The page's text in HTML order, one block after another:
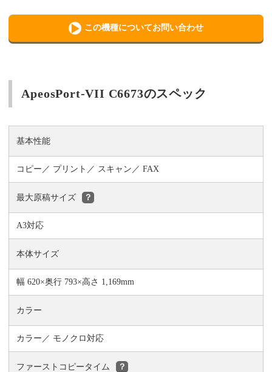
この機種についてお問い合わせ
ApeosPort-VII C6673のスペック
基本性能
コピー プリント スキャン FAX
最大原稿サイズ ？
A3対応
本体サイズ
幅 620×奥行 793×高さ 1,169mm
カラー
カラー／ モノクロ対応
ファーストコピータイム ？